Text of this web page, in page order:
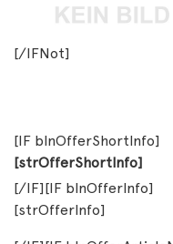
[/IFNot]
[IF blnOfferShortInfo]
[strOfferShortInfo]
[/IF][IF blnOfferInfo]
[strOfferInfo]